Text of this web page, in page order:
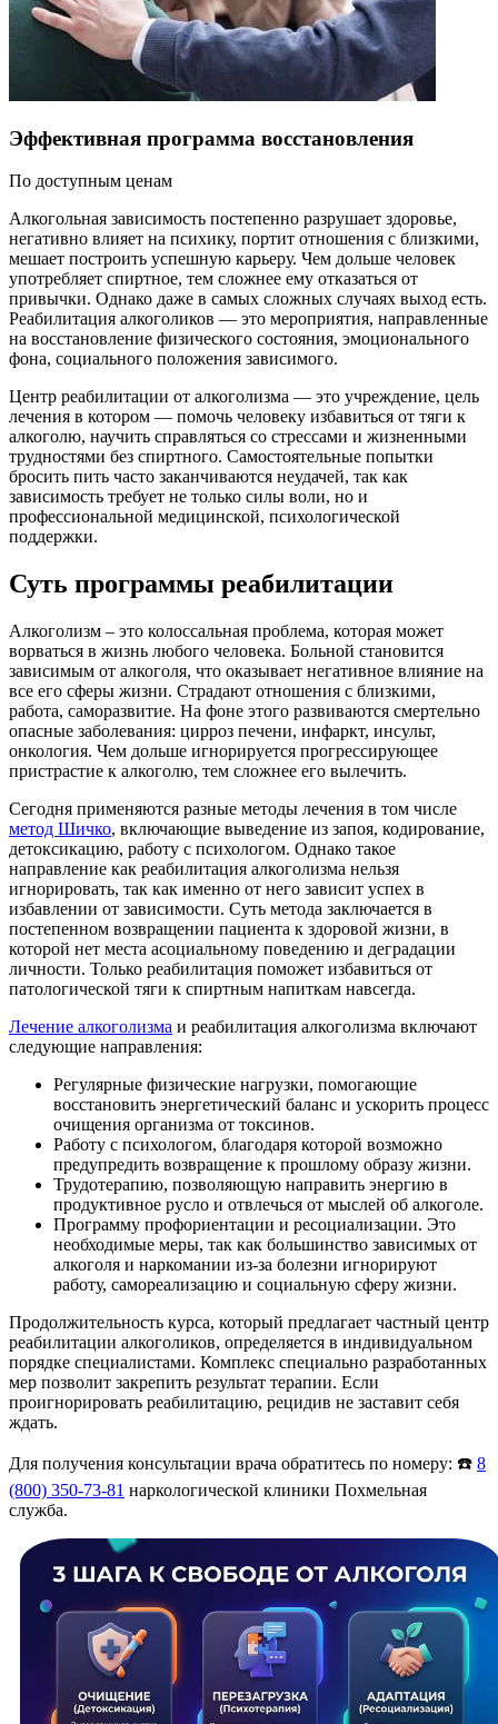
Эффективная программа восстановления
По доступным ценам
Алкогольная зависимость постепенно разрушает здоровье,
негативно влияет на психику, портит отношения с близкими,
мешает построить успешную карьеру. Чем дольше человек
употребляет спиртное, тем сложнее ему отказаться от
привычки. Однако даже в самых сложных случаях выход есть.
Реабилитация алкоголиков — это мероприятия, направленные
на восстановление физического состояния, эмоционального
фона, социального положения зависимого.
Центр реабилитации от алкоголизма — это учреждение, цель
лечения в котором — помочь человеку избавиться от тяги к
алкоголю, научить справляться со стрессами и жизненными
трудностями без спиртного. Самостоятельные попытки
бросить пить часто заканчиваются неудачей, так как
зависимость требует не только силы воли, но и
профессиональной медицинской, психологической
поддержки.
Суть программы реабилитации
Алкоголизм – это колоссальная проблема, которая может
ворваться в жизнь любого человека. Больной становится
зависимым от алкоголя, что оказывает негативное влияние на
все его сферы жизни. Страдают отношения с близкими,
работа, саморазвитие. На фоне этого развиваются смертельно
опасные заболевания: цирроз печени, инфаркт, инсульт,
онкология. Чем дольше игнорируется прогрессирующее
пристрастие к алкоголю, тем сложнее его вылечить.
Сегодня применяются разные методы лечения в том числе
метод Шичко, включающие выведение из запоя, кодирование,
детоксикацию, работу с психологом. Однако такое
направление как реабилитация алкоголизма нельзя
игнорировать, так как именно от него зависит успех в
избавлении от зависимости. Суть метода заключается в
постепенном возвращении пациента к здоровой жизни, в
которой нет места асоциальному поведению и деградации
личности. Только реабилитация поможет избавиться от
патологической тяги к спиртным напиткам навсегда.
Лечение алкоголизма и реабилитация алкоголизма включают
следующие направления:
Регулярные физические нагрузки, помогающие
восстановить энергетический баланс и ускорить процесс
очищения организма от токсинов.
Работу с психологом, благодаря которой возможно
предупредить возвращение к прошлому образу жизни.
Трудотерапию, позволяющую направить энергию в
продуктивное русло и отвлечься от мыслей об алкоголе.
Программу профориентации и ресоциализации. Это
необходимые меры, так как большинство зависимых от
алкоголя и наркомании из-за болезни игнорируют
работу, самореализацию и социальную сферу жизни.
Продолжительность курса, который предлагает частный центр
реабилитации алкоголиков, определяется в индивидуальном
порядке специалистами. Комплекс специально разработанных
мер позволит закрепить результат терапии. Если
проигнорировать реабилитацию, рецидив не заставит себя
ждать.
Для получения консультации врача обратитесь по номеру: ☎️ 8
(800) 350-73-81 наркологической клиники Похмельная
служба.